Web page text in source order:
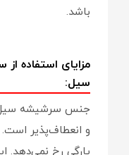
باشد.
مزایای استفاده
سیل:
جنس سرشیشه سیل
و انعطاف‌پذیر